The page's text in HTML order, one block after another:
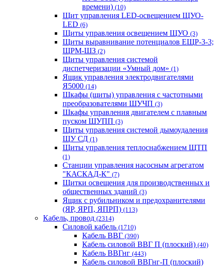
времени) (10)
Щит управления LED-освещением ЩУО-
LED (6)
Щиты управления освещением ЩУО (3)
Щиты выравнивание потенциалов ЕЩР-3-3;
ЩРМ-ШЗ (2)
Щиты управления системой
диспетчеризации «Умный дом» (1)
Ящик управления электродвигателями
Я5000 (14)
Шкафы (щиты) управления с частотными
преобразователями ШУЧП (3)
Шкафы управления двигателем с плавным
пуском ШУПП (3)
Щиты управления системой дымоудаления
ЩУ СД (1)
Щиты управления теплоснабжением ЩТП
(1)
Станции управления насосным агрегатом
"КАСКАД-К" (7)
Щитки освещения для производственных и
общественных зданий (3)
Ящик с рубильником и предохранителями
(ЯР, ЯРП, ЯПРП) (113)
Кабель, провод (2314)
Силовой кабель (1710)
Кабель ВВГ (390)
Кабель силовой ВВГ П (плоский) (40)
Кабель ВВГнг (443)
Кабель силовой ВВГнг-П (плоский)